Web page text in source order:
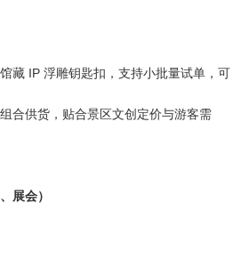
藏 IP 浮雕钥匙扣，支持小批量试单，可
合供货，贴合景区文创定价与游客需
展会）